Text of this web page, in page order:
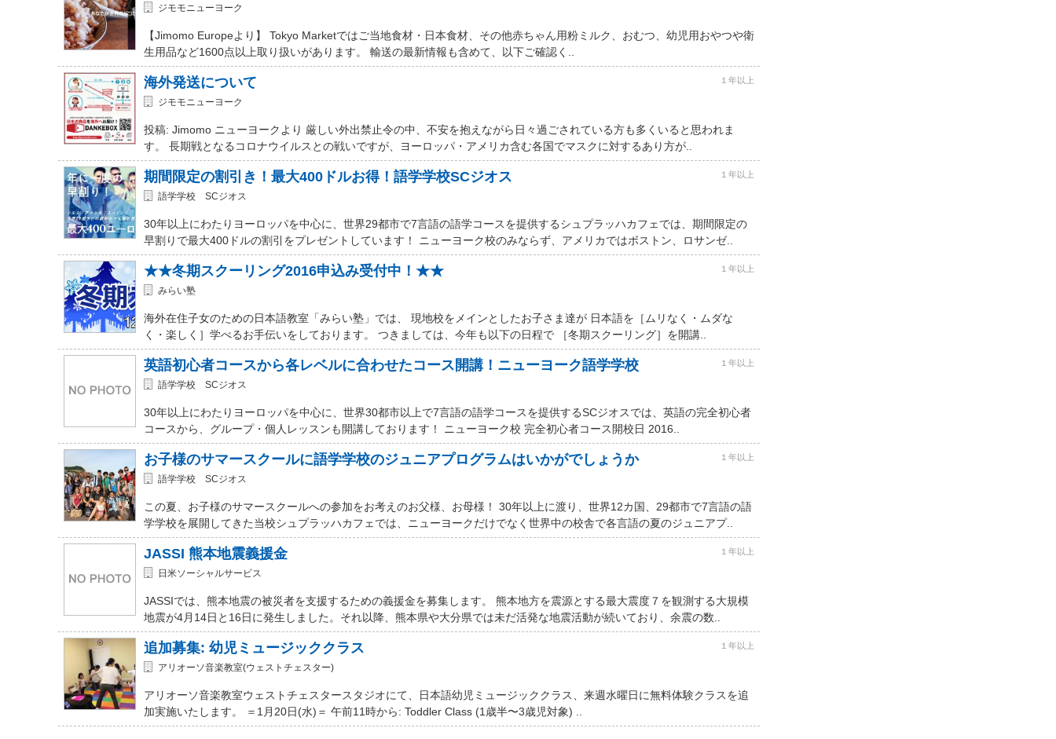
ジモモニューヨーク
【Jimomo Europeより】 Tokyo Marketではご当地食材・日本食材、その他赤ちゃん用粉ミルク、おむつ、幼児用おやつや衛
生用品など1600点以上取り扱いがあります。 輸送の最新情報も含めて、以下ご確認く..
海外発送について １年以上
ジモモニューヨーク
投稿: Jimomo ニューヨークより 厳しい外出禁止令の中、不安を抱えながら日々過ごされている方も多くいると思われま
す。 長期戦となるコロナウイルスとの戦いですが、ヨーロッパ・アメリカ含む各国でマスクに対するあり方が..
期間限定の割引き！最大400ドルお得！語学学校SCジオス １年以上
語学学校 SCジオス
30年以上にわたりヨーロッパを中心に、世界29都市で7言語の語学コースを提供するシュプラッハカフェでは、期間限定の
早割りで最大400ドルの割引をプレゼントしています！ ニューヨーク校のみならず、アメリカではボストン、ロサンゼ..
★★冬期スクーリング2016申込み受付中！★★ １年以上
みらい塾
海外在住子女のための日本語教室「みらい塾」では、 現地校をメインとしたお子さま達が 日本語を［ムリなく・ムダな
く・楽しく］学べるお手伝いをしております。 つきましては、今年も以下の日程で ［冬期スクーリング］を開講..
英語初心者コースから各レベルに合わせたコース開講！ニューヨーク語学学校 １年以上
語学学校 SCジオス
30年以上にわたりヨーロッパを中心に、世界30都市以上で7言語の語学コースを提供するSCジオスでは、英語の完全初心者
コースから、グループ・個人レッスンも開講しております！ ニューヨーク校 完全初心者コース開校日 2016..
お子様のサマースクールに語学学校のジュニアプログラムはいかがでしょうか １年以上
語学学校 SCジオス
この夏、お子様のサマースクールへの参加をお考えのお父様、お母様！ 30年以上に渡り、世界12カ国、29都市で7言語の語
学学校を展開してきた当校シュプラッハカフェでは、ニューヨークだけでなく世界中の校舎で各言語の夏のジュニアプ..
JASSI 熊本地震義援金 １年以上
日米ソーシャルサービス
JASSIでは、熊本地震の被災者を支援するための義援金を募集します。 熊本地方を震源とする最大震度７を観測する大規模
地震が4月14日と16日に発生しました。それ以降、熊本県や大分県では未だ活発な地震活動が続いており、余震の数..
追加募集: 幼児ミュージッククラス １年以上
アリオーソ音楽教室(ウェストチェスター)
アリオーソ音楽教室ウェストチェスタースタジオにて、日本語幼児ミュージッククラス、来週水曜日に無料体験クラスを追
加実施いたします。 ＝1月20日(水)＝ 午前11時から: Toddler Class (1歳半〜3歳児対象) ..